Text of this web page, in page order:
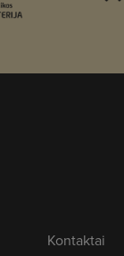
Kontaktai